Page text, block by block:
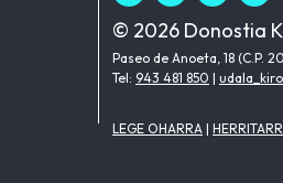
© 2026 Donostia
Paseo de Anoeta, 18 (C.P.
Tel: 943 481 850 |
LEGE OHARRA |